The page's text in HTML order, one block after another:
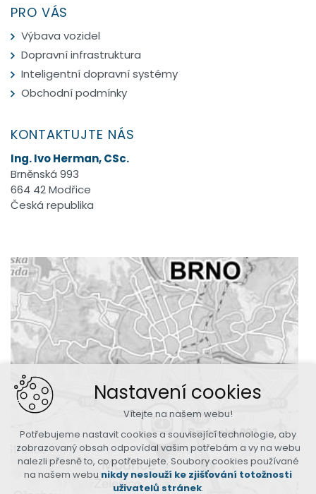
PRO VÁS
Výbava vozidel
Dopravní infrastruktura
Inteligentní dopravní systémy
Obchodní podmínky
KONTAKTUJTE NÁS
Ing. Ivo Herman, CSc.
Brněnská 993
664 42 Modřice
Česká republika
Nastavení cookies
Vítejte na našem webu!
Potřebujeme nastavit cookies a související technologie, aby
zobrazovaný obsah odpovídal vašim potřebám a vy na webu
nalezli přesně to, co potřebujete. Soubory cookies používané
na našem webu nikdy neslouží ke zjišťování totožnosti
uživatelů stránek.